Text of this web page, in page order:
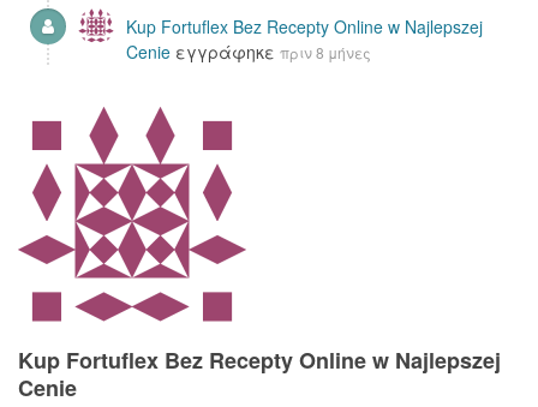
Kup Fortuflex Bez Recepty Online w Najlepszej
Cenie εγγράφηκε πριν 8 μήνες
Kup Fortuflex Bez Recepty Online w Najlepszej
Cenie